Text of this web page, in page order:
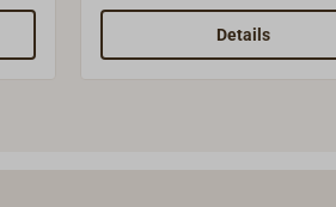
Ankerwinde der Marke
bedient
Details